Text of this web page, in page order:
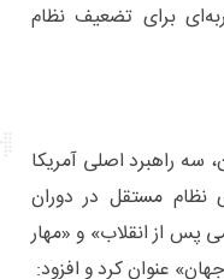
برای تضعیف نظام
سه راهبرد اصلی آمریکا
نظام مستقل در دوران
پس از انقلاب» و «مهار
عنوان کرد و افزود: